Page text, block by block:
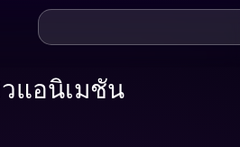
แอนิเมชัน